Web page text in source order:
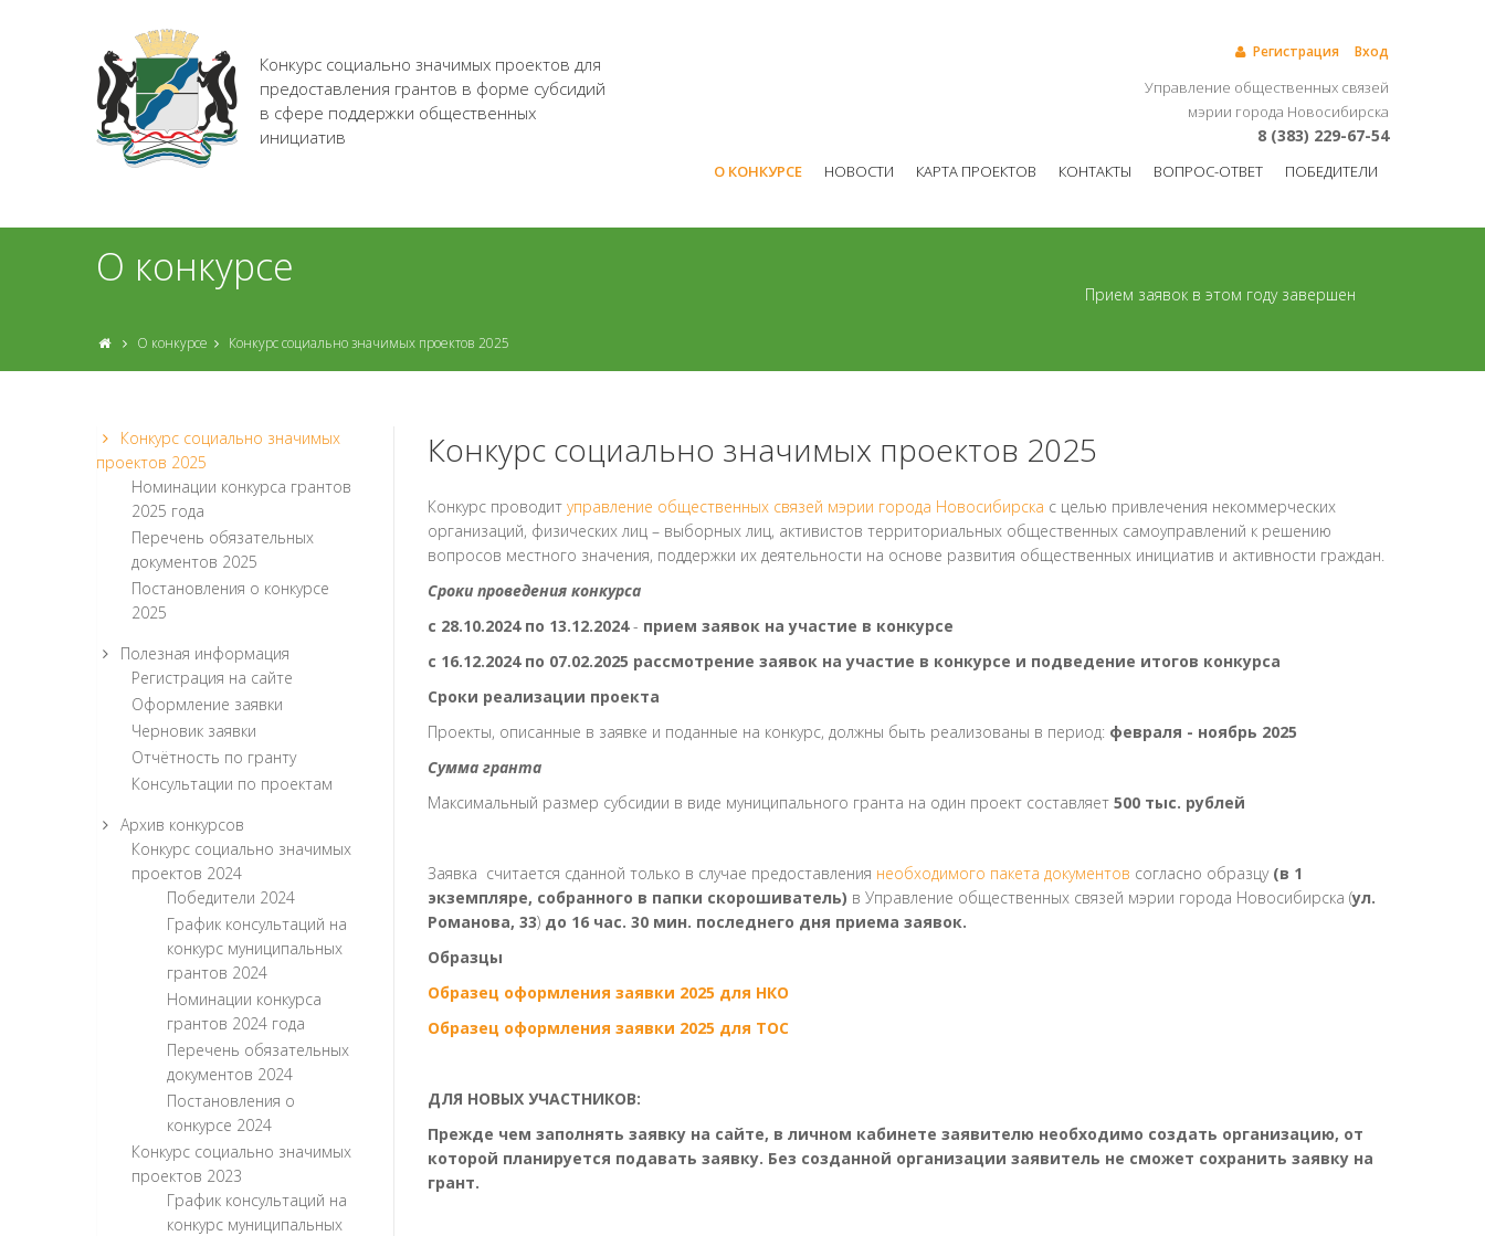
Регистрация Вход
Конкурс социально значимых проектов для
предоставления грантов в форме субсидий
в сфере поддержки общественных
инициатив
Управление общественных связей
мэрии города Новосибирска
8 (383) 229-67-54
О КОНКУРСЕ НОВОСТИ КАРТА ПРОЕКТОВ КОНТАКТЫ ВОПРОС-ОТВЕТ ПОБЕДИТЕЛИ
О конкурсе
Прием заявок в этом году завершен
О конкурсе Конкурс социально значимых проектов 2025
Конкурс социально значимых
проектов 2025
Номинации конкурса грантов
2025 года
Перечень обязательных
документов 2025
Постановления о конкурсе
2025
Полезная информация
Регистрация на сайте
Оформление заявки
Черновик заявки
Отчётность по гранту
Консультации по проектам
Архив конкурсов
Конкурс социально значимых
проектов 2024
Победители 2024
График консультаций на
конкурс муниципальных
грантов 2024
Номинации конкурса
грантов 2024 года
Перечень обязательных
документов 2024
Постановления о
конкурсе 2024
Конкурс социально значимых
проектов 2023
График консультаций на
конкурс муниципальных
Конкурс социально значимых проектов 2025
Конкурс проводит управление общественных связей мэрии города Новосибирска с целью привлечения некоммерческих
организаций, физических лиц – выборных лиц, активистов территориальных общественных самоуправлений к решению
вопросов местного значения, поддержки их деятельности на основе развития общественных инициатив и активности граждан.
Сроки проведения конкурса
с 28.10.2024 по 13.12.2024- прием заявок на участие в конкурсе
с 16.12.2024 по 07.02.2025 рассмотрение заявок на участие в конкурсе и подведение итогов конкурса
Сроки реализации проекта
Проекты, описанные в заявке и поданные на конкурс, должны быть реализованы в период: февраля - ноябрь 2025
Сумма гранта
Максимальный размер субсидии в виде муниципального гранта на один проект составляет 500 тыс. рублей
Заявка считается сданной только в случае предоставления необходимого пакета документов согласно образцу (в 1
экземпляре, собранного в папки скорошиватель) в Управление общественных связей мэрии города Новосибирска (ул.
Романова, 33) до 16 час. 30 мин. последнего дня приема заявок.
Образцы
Образец оформления заявки 2025 для НКО
Образец оформления заявки 2025 для ТОС
ДЛЯ НОВЫХ УЧАСТНИКОВ:
Прежде чем заполнять заявку на сайте, в личном кабинете заявителю необходимо создать организацию, от
которой планируется подавать заявку. Без созданной организации заявитель не сможет сохранить заявку на
грант.